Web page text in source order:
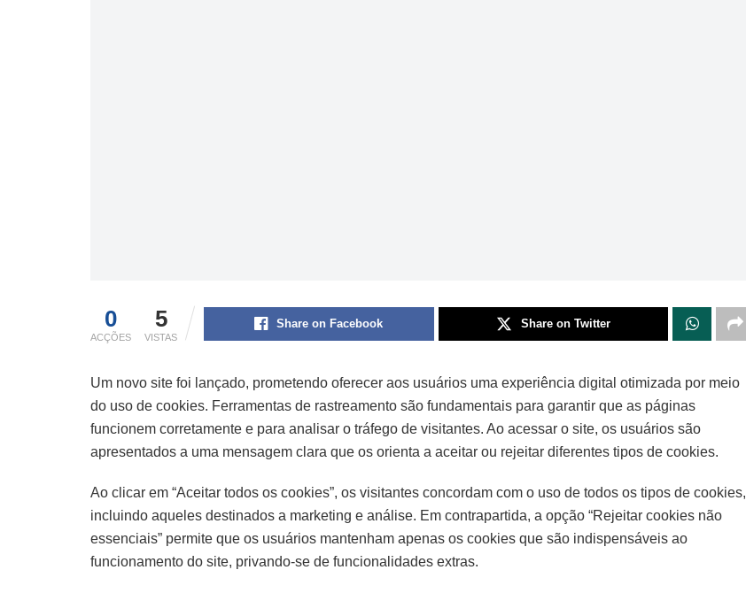
0
ACÇÕES
5
VISTAS
Share on Facebook Share on Twitter
Um novo site foi lançado, prometendo oferecer aos usuários uma experiência digital otimizada por meio
do uso de cookies. Ferramentas de rastreamento são fundamentais para garantir que as páginas
funcionem corretamente e para analisar o tráfego de visitantes. Ao acessar o site, os usuários são
apresentados a uma mensagem clara que os orienta a aceitar ou rejeitar diferentes tipos de cookies.
Ao clicar em “Aceitar todos os cookies”, os visitantes concordam com o uso de todos os tipos de cookies,
incluindo aqueles destinados a marketing e análise. Em contrapartida, a opção “Rejeitar cookies não
essenciais” permite que os usuários mantenham apenas os cookies que são indispensáveis ao
funcionamento do site, privando-se de funcionalidades extras.